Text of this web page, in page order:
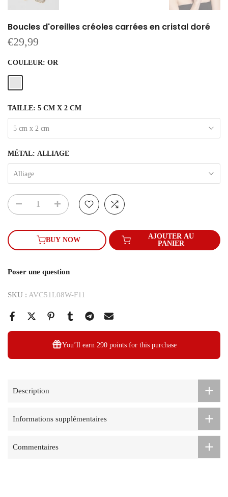
Boucles d'oreilles créoles carrées en cristal doré
€29,99
COULEUR: OR
TAILLE: 5 CM X 2 CM
5 cm x 2 cm
MÉTAL: ALLIAGE
Alliage
BUY NOW
AJOUTER AU
PANIER
Poser une question
SKU : AVC51L08W-F11
You’ll earn 290 pointsfor this purchase
Description
Informations supplémentaires
Commentaires